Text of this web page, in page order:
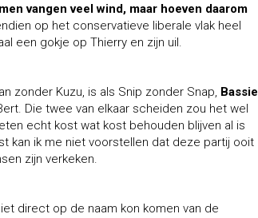
vangen veel wind, maar hoeven daarom
op het conservatieve liberale vlak heel
een gokje op Thierry en zijn uil.
zonder Kuzu, is als Snip zonder Snap, Bassie
Die twee van elkaar scheiden zou het wel
echt kost wat kost behouden blijven al is
kan ik me niet voorstellen dat deze partij ooit
zijn verkeken.
direct op de naam kon komen van de